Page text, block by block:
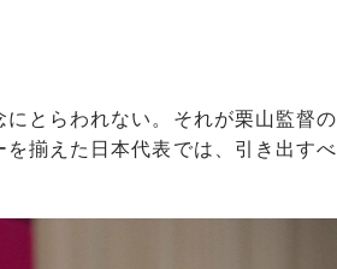
とらわれない。それが栗山監督の
揃えた日本代表では、引き出すべ